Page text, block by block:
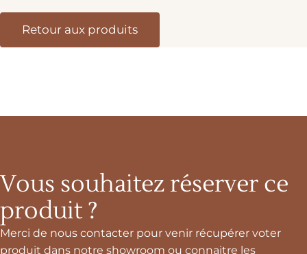
Retour aux produits
Vous souhaitez réserver ce
produit ?
Merci de nous contacter pour venir récupérer voter
produit dans notre showroom ou connaitre les